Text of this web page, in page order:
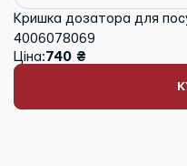
Кришка дозатора для
4006078069
Ціна:740 ₴